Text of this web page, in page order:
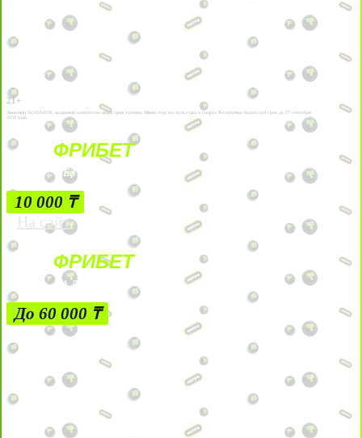
21+
Лицензии №24514359, выданной комитетом индустрии туризма Министерства культуры и спорта Республики Казахстан срок до 27 сентября
2034 года.
ФРИБЕТ
БЕЗ УСЛОВИЙ
10 000 ₸
На сайт
ФРИБЕТ
ЗА ДЕПОЗИТЫ
До 60 000 ₸